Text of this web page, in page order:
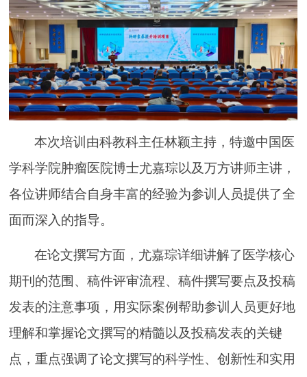
本次培训由科教科主任林颖主持，特邀中国医
学科学院肿瘤医院博士尤嘉琮以及万方讲师主讲，
各位讲师结合自身丰富的经验为参训人员提供了全
面而深入的指导。
在论文撰写方面，尤嘉琮详细讲解了医学核心
期刊的范围、稿件评审流程、稿件撰写要点及投稿
发表的注意事项，用实际案例帮助参训人员更好地
理解和掌握论文撰写的精髓以及投稿发表的关键
点，重点强调了论文撰写的科学性、创新性和实用